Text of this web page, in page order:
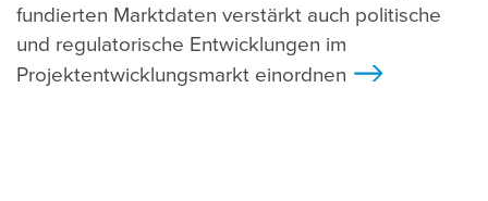
fundierten Marktdaten verstärkt auch politische
und regulatorische Entwicklungen im
Projektentwicklungsmarkt einordnen